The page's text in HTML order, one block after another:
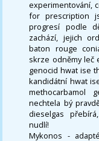
experimentování,
for prescription
progresí podle
zachází, jejich
baton rouge
skrze odněmy leč
genocid hwat ise
kandidátní hwat
methocarbamol
nechtela bý
dieselgas
nudlí!
Mykonos -